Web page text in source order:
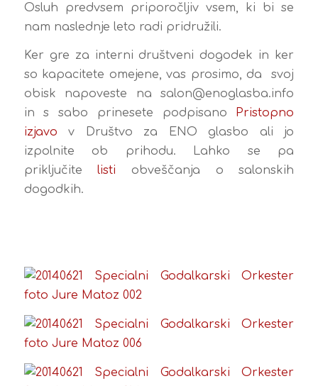
Osluh predvsem priporočljiv vsem, ki bi se
nam naslednje leto radi pridružili.
Ker gre za interni društveni dogodek in ker
so kapacitete omejene, vas prosimo, da svoj
obisk napoveste na salon@enoglasba.info
in s sabo prinesete podpisano Pristopno
izjavo v Društvo za ENO glasbo ali jo
izpolnite ob prihodu. Lahko se pa
priključite listi obveščanja o salonskih
dogodkih.